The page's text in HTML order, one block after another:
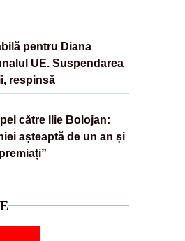
pentru Diana
UE. Suspendarea
respinsă
către Ilie Bolojan:
așteaptă de un an și